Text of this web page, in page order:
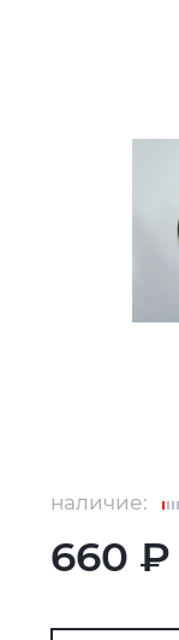
наличие:
660 ₽